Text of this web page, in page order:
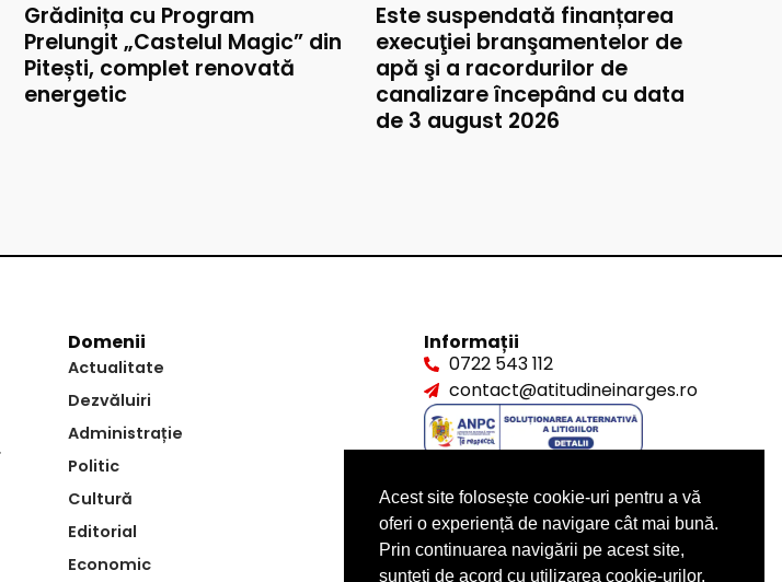
Grădinița cu Program
Prelungit „Castelul Magic” din
Pitești, complet renovată
energetic
Este suspendată finanțarea
execuţiei branşamentelor de
apă şi a racordurilor de
canalizare începând cu data
de 3 august 2026
Domenii
Actualitate
Dezvăluiri
Administrație
Politic
Cultură
Editorial
Economic
Informații
0722 543 112
contact@atitudineinarges.ro
Acest site folosește cookie-uri pentru a vă
oferi o experiență de navigare cât mai bună.
Prin continuarea navigării pe acest site,
sunteți de acord cu utilizarea cookie-urilor.